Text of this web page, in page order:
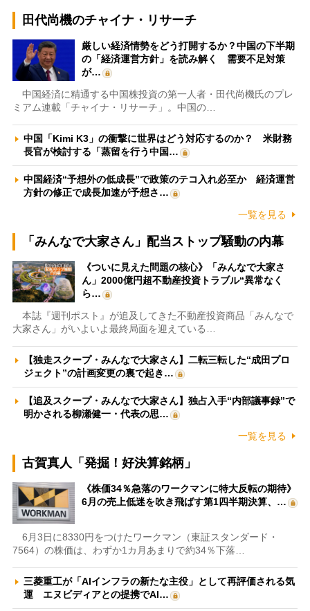
田代尚機のチャイナ・リサーチ
厳しい経済情勢をどう打開するか？中国の下半期
の「経済運営方針」を読み解く 需要不足対策
が…
中国経済に精通する中国株投資の第一人者・田代尚機氏のプレ
ミアム連載「チャイナ・リサーチ」。中国の…
中国「Kimi K3」の衝撃に世界はどう対応するのか？ 米財務
長官が検討する「蒸留を行う中国…
中国経済“予想外の低成長”で政策のテコ入れ必至か 経済運営
方針の修正で成長加速が予想さ…
一覧を見る
「みんなで大家さん」配当ストップ騒動の内幕
《ついに見えた問題の核心》「みんなで大家さ
ん」2000億円超不動産投資トラブル“異常なく
ら…
本誌『週刊ポスト』が追及してきた不動産投資商品「みんなで
大家さん」がいよいよ最終局面を迎えている…
【独走スクープ・みんなで大家さん】二転三転した“成田プロ
ジェクト”の計画変更の裏で起き…
【追及スクープ・みんなで大家さん】独占入手“内部議事録”で
明かされる柳瀬健一・代表の思…
一覧を見る
古賀真人「発掘！好決算銘柄」
《株価34％急落のワークマンに特大反転の期待》
6月の売上低迷を吹き飛ばす第1四半期決算、…
6月3日に8330円をつけたワークマン（東証スタンダード・
7564）の株価は、わずか1カ月あまりで約34％下落…
三菱重工が「AIインフラの新たな主役」として再評価される気
運 エヌビディアとの提携でAI…